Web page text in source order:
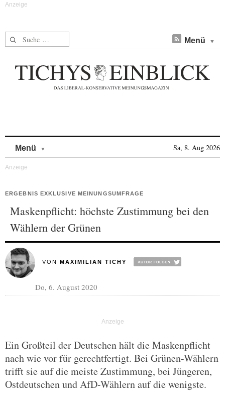
Suche nach: Menü
Menü Sa, 8. Aug 2026
ERGEBNIS EXKLUSIVE MEINUNGSUMFRAGE
Maskenpflicht: höchste Zustimmung bei den
Wählern der Grünen
VON MAXIMILIAN TICHY
Do, 6. August 2020
Ein Großteil der Deutschen hält die Maskenpflicht
nach wie vor für gerechtfertigt. Bei Grünen-Wählern
trifft sie auf die meiste Zustimmung, bei Jüngeren,
Ostdeutschen und AfD-Wählern auf die wenigste.